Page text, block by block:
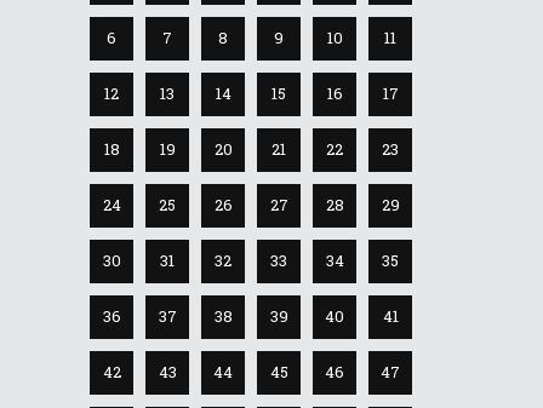
6 7 8 9 10 11
12 13 14 15 16 17
18 19 20 21 22 23
24 25 26 27 28 29
30 31 32 33 34 35
36 37 38 39 40 41
42 43 44 45 46 47